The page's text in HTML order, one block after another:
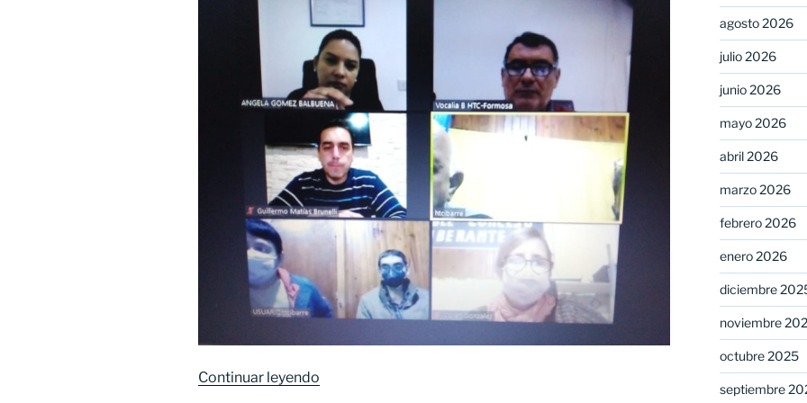
Continuar leyendo
agosto 2026
julio 2026
junio 2026
mayo 2026
abril 2026
marzo 2026
febrero 2026
enero 2026
diciembre
noviembre
octubre 2025
septiembre